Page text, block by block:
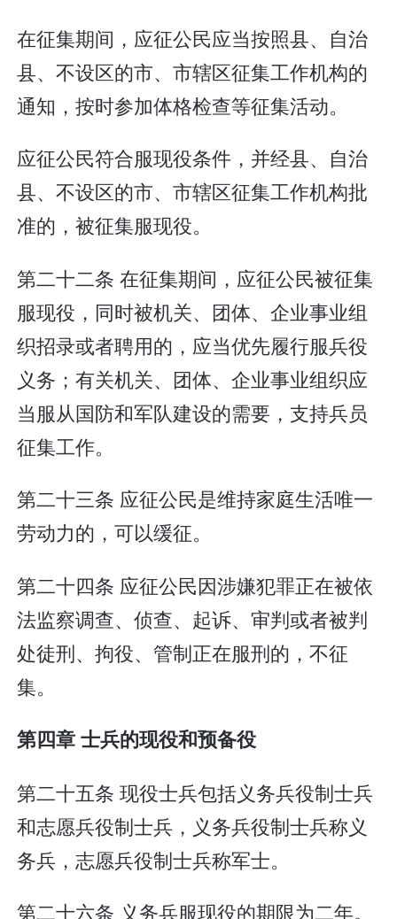
在征集期间，应征公民应当按照县、自治
县、不设区的市、市辖区征集工作机构的
通知，按时参加体格检查等征集活动。
应征公民符合服现役条件，并经县、自治
县、不设区的市、市辖区征集工作机构批
准的，被征集服现役。
第二十二条 在征集期间，应征公民被征集
服现役，同时被机关、团体、企业事业组
织招录或者聘用的，应当优先履行服兵役
义务；有关机关、团体、企业事业组织应
当服从国防和军队建设的需要，支持兵员
征集工作。
第二十三条 应征公民是维持家庭生活唯一
劳动力的，可以缓征。
第二十四条 应征公民因涉嫌犯罪正在被依
法监察调查、侦查、起诉、审判或者被判
处徒刑、拘役、管制正在服刑的，不征
集。
第四章 士兵的现役和预备役
第二十五条 现役士兵包括义务兵役制士兵
和志愿兵役制士兵，义务兵役制士兵称义
务兵，志愿兵役制士兵称军士。
第二十六条 义务兵服现役的期限为二年。